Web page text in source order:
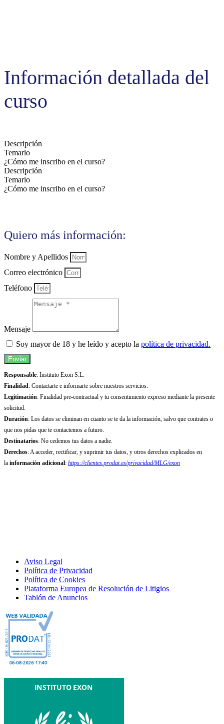
Información detallada del
curso
Descripción
Temario
¿Cómo me inscribo en el curso?
Descripción
Temario
¿Cómo me inscribo en el curso?
Quiero más información:
Nombre y Apellidos
Correo electrónico
Teléfono
Mensaje
Soy mayor de 18 y he leído y acepto la política de privacidad.
Enviar
Responsable: Instituto Exon S.L.
Finalidad: Contactarte e informarte sobre nuestros servicios.
Legitimación: Finalidad pre-contractual y tu consentimiento expreso mediante la presente
solicitud.
Duración: Los datos se eliminan en cuanto se te da la información, salvo que contrates o
que nos pidas que te contactemos a futuro.
Destinatarios: No cedemos tus datos a nadie.
Derechos: A acceder, rectificar, y suprimir tus datos, y otros derechos explicados en
la información adicional: https://clientes.prodat.es/privacidad/MLG/exon
Aviso Legal
Política de Privacidad
Política de Cookies
Plataforma Europea de Resolución de Litigios
Tablón de Anuncios